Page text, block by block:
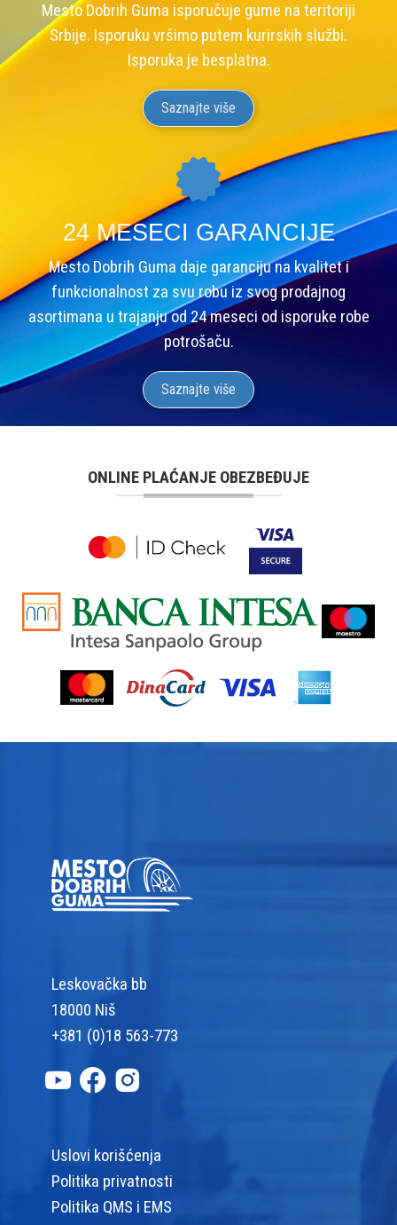
Mesto Dobrih Guma isporučuje gume na teritoriji
Srbije. Isporuku vršimo putem kurirskih službi.
Isporuka je besplatna.
Saznajte više
24 MESECI GARANCIJE
Mesto Dobrih Guma daje garanciju na kvalitet i
funkcionalnost za svu robu iz svog prodajnog
asortimana u trajanju od 24 meseci od isporuke robe
potrošaču.
Saznajte više
ONLINE PLAĆANJE OBEZBEĐUJE
Leskovačka bb
18000 Niš
+381 (0)18 563-773
Uslovi korišćenja
Politika privatnosti
Politika QMS i EMS